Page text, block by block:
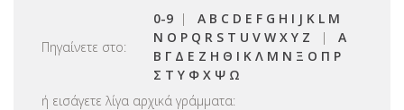
Πηγαίνετε στο:
0-9 | A B C D E F G H I J K L M
N O P Q R S T U V W X Y Z | Α
Β Γ Δ Ε Ζ Η Θ Ι Κ Λ Μ Ν Ξ Ο Π Ρ
Σ Τ Υ Φ Χ Ψ Ω
ή εισάγετε λίγα αρχικά γράμματα: